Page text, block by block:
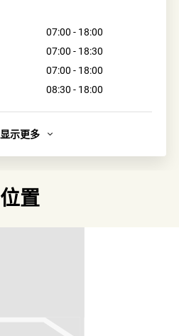
07:00 - 18:00
07:00 - 18:30
07:00 - 18:00
08:30 - 18:00
显示更多
位置